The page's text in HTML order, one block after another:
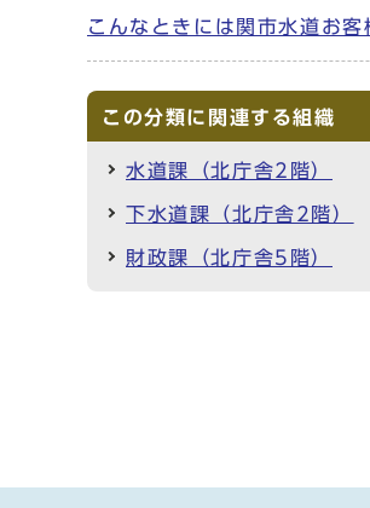
こんなときには関市水道お客
この分類に関連する組織
水道課（北庁舎2階）
下水道課（北庁舎2階）
財政課（北庁舎5階）